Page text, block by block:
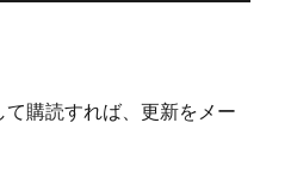
購読すれば、更新をメー